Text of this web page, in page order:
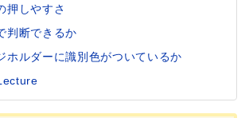
押しやすさ
判断できるか
ホルダーに識別色がついているか